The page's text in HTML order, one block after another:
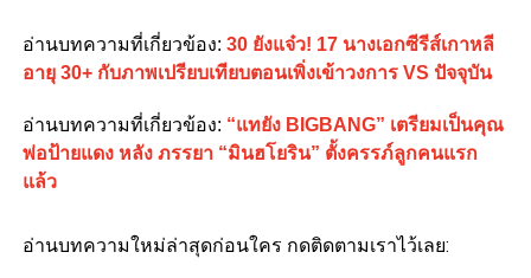
อ่านบทความที่เกี่ยวข้อง: 30 ยังแจ๋ว! 17 นางเอกซีรีส์เกาหลี
อายุ 30+ กับภาพเปรียบเทียบตอนเพิ่งเข้าวงการ VS ปัจจุบัน
อ่านบทความที่เกี่ยวข้อง: “แทยัง BIGBANG” เตรียมเป็นคุณ
พ่อป้ายแดง หลัง ภรรยา “มินฮโยริน” ตั้งครรภ์ลูกคนแรก
แล้ว
อ่านบทความใหม่ล่าสุดก่อนใคร กดติดตามเราไว้เลย: